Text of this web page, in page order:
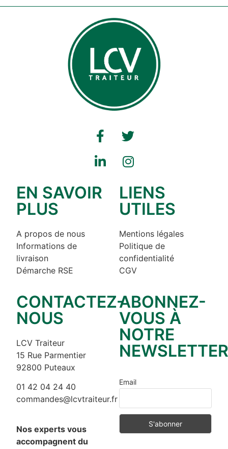
EN SAVOIR
PLUS
A propos de nous
Informations de
livraison
Démarche RSE
LIENS
UTILES
Mentions légales
Politique de
confidentialité
CGV
CONTACTEZ-
NOUS
LCV Traiteur
15 Rue Parmentier
92800 Puteaux
01 42 04 24 40
commandes@lcvtraiteur.fr
Nos experts vous
accompagnent du
ABONNEZ-
VOUS À
NOTRE
NEWSLETTER
Email